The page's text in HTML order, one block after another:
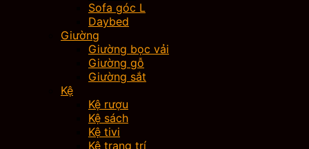
Sofa góc L
Daybed
Giường
Giường bọc vải
Giường gỗ
Giường sắt
Kệ
Kệ rượu
Kệ sách
Kệ tivi
Kệ trang trí